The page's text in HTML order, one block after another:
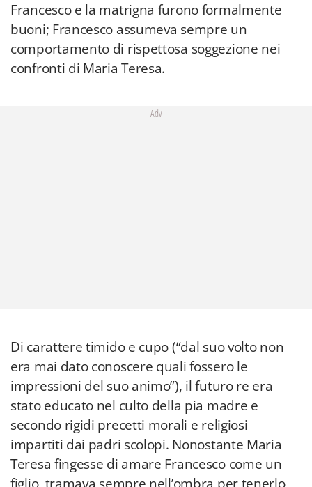
Francesco e la matrigna furono formalmente
buoni; Francesco assumeva sempre un
comportamento di rispettosa soggezione nei
confronti di Maria Teresa.
Adv
Di carattere timido e cupo (“dal suo volto non
era mai dato conoscere quali fossero le
impressioni del suo animo”), il futuro re era
stato educato nel culto della pia madre e
secondo rigidi precetti morali e religiosi
impartiti dai padri scolopi. Nonostante Maria
Teresa fingesse di amare Francesco come un